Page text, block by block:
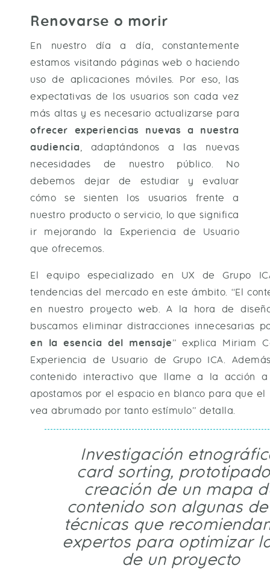
Renovarse o morir
En nuestro día a día, constantemente
estamos visitando páginas web o haciendo
uso de aplicaciones móviles. Por eso, las
expectativas de los usuarios son cada vez
más altas y es necesario actualizarse para
ofrecer experiencias nuevas a nuestra
audiencia, adaptándonos a las nuevas
necesidades de nuestro público. No
debemos dejar de estudiar y evaluar
cómo se sienten los usuarios frente a
nuestro producto o servicio, lo que significa
ir mejorando la Experiencia de Usuario
que ofrecemos.
El equipo especializado en UX de Grupo
tendencias del mercado en este ámbito. “El
en nuestro proyecto web. A la hora de
buscamos eliminar distracciones innecesarias
en la esencia del mensaje” explica Miriam
Experiencia de Usuario de Grupo ICA.
contenido interactivo que llame a la acción a
apostamos por el espacio en blanco para que
vea abrumado por tanto estímulo” detalla.
Investigación
card sorting,
creación de un mapa
contenido son algunas
técnicas que
expertos para optimizar
de un proyecto